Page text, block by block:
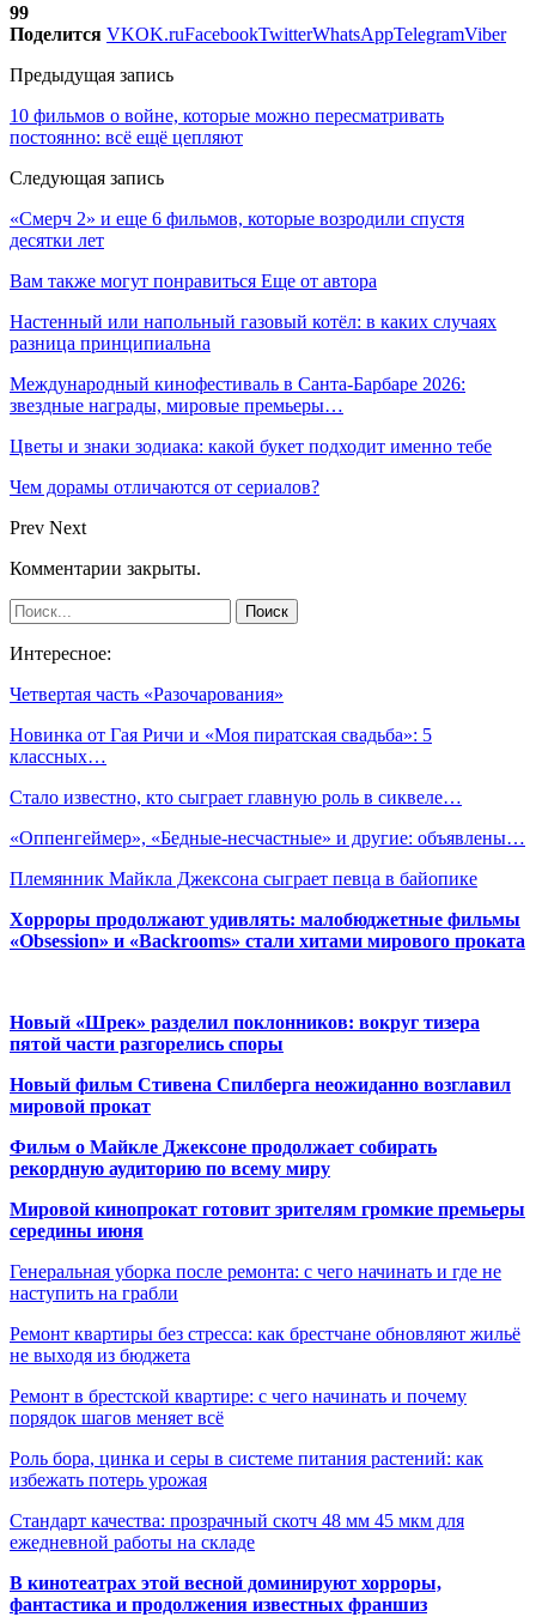
99
Поделится VKOK.ruFacebookTwitterWhatsAppTelegramViber
Предыдущая запись
10 фильмов о войне, которые можно пересматривать
постоянно: всё ещё цепляют
Следующая запись
«Смерч 2» и еще 6 фильмов, которые возродили спустя
десятки лет
Вам также могут понравиться Еще от автора
Настенный или напольный газовый котёл: в каких случаях
разница принципиальна
Международный кинофестиваль в Санта-Барбаре 2026:
звездные награды, мировые премьеры…
Цветы и знаки зодиака: какой букет подходит именно тебе
Чем дорамы отличаются от сериалов?
Prev Next
Комментарии закрыты.
Интересное:
Четвертая часть «Разочарования»
Новинка от Гая Ричи и «Моя пиратская свадьба»: 5
классных…
Стало известно, кто сыграет главную роль в сиквеле…
«Оппенгеймер», «Бедные-несчастные» и другие: объявлены…
Племянник Майкла Джексона сыграет певца в байопике
Хорроры продолжают удивлять: малобюджетные фильмы
«Obsession» и «Backrooms» стали хитами мирового проката
Новый «Шрек» разделил поклонников: вокруг тизера
пятой части разгорелись споры
Новый фильм Стивена Спилберга неожиданно возглавил
мировой прокат
Фильм о Майкле Джексоне продолжает собирать
рекордную аудиторию по всему миру
Мировой кинопрокат готовит зрителям громкие премьеры
середины июня
Генеральная уборка после ремонта: с чего начинать и где не
наступить на грабли
Ремонт квартиры без стресса: как брестчане обновляют жильё
не выходя из бюджета
Ремонт в брестской квартире: с чего начинать и почему
порядок шагов меняет всё
Роль бора, цинка и серы в системе питания растений: как
избежать потерь урожая
Стандарт качества: прозрачный скотч 48 мм 45 мкм для
ежедневной работы на складе
В кинотеатрах этой весной доминируют хорроры,
фантастика и продолжения известных франшиз